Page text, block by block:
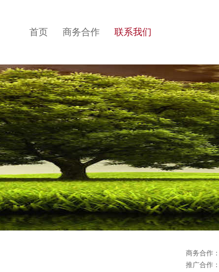
首页 商务合作 联系我们
商务合作
推广合作